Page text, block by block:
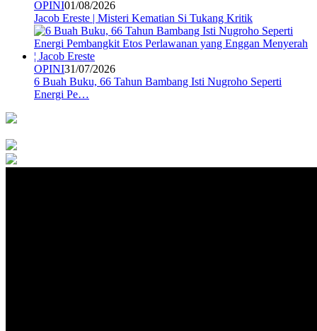
OPINI01/08/2026
Jacob Ereste | Misteri Kematian Si Tukang Kritik
OPINI31/07/2026
6 Buah Buku, 66 Tahun Bambang Isti Nugroho Seperti
Energi Pe…